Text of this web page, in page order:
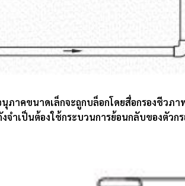
าคขนาดเล็กจะถูกบล็อกโดยสื่อกรองชีวภ
ำเป็นต้องใช้กระบวนการย้อนกลับของตัวกร